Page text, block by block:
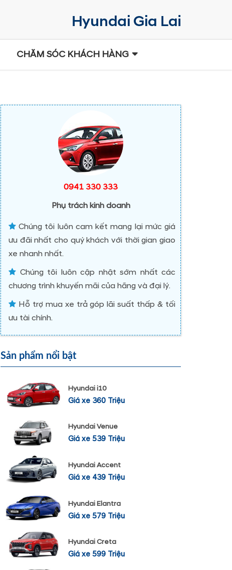
CHĂM SÓC KHÁCH HÀNG
0941 330 333
Phụ trách kinh doanh
Chúng tôi luôn cam kết mang lại mức giá
ưu đãi nhất cho quý khách với thời gian giao
xe nhanh nhất.
Chúng tôi luôn cập nhật sớm nhất các
chương trình khuyến mãi của hãng và đại lý.
Hỗ trợ mua xe trả góp lãi suất thấp & tối
ưu tài chính.
Sản phẩm nổi bật
Hyundai i10
Giá xe 360 Triệu
Hyundai Venue
Giá xe 539 Triệu
Hyundai Accent
Giá xe 439 Triệu
Hyundai Elantra
Giá xe 579 Triệu
Hyundai Creta
Giá xe 599 Triệu